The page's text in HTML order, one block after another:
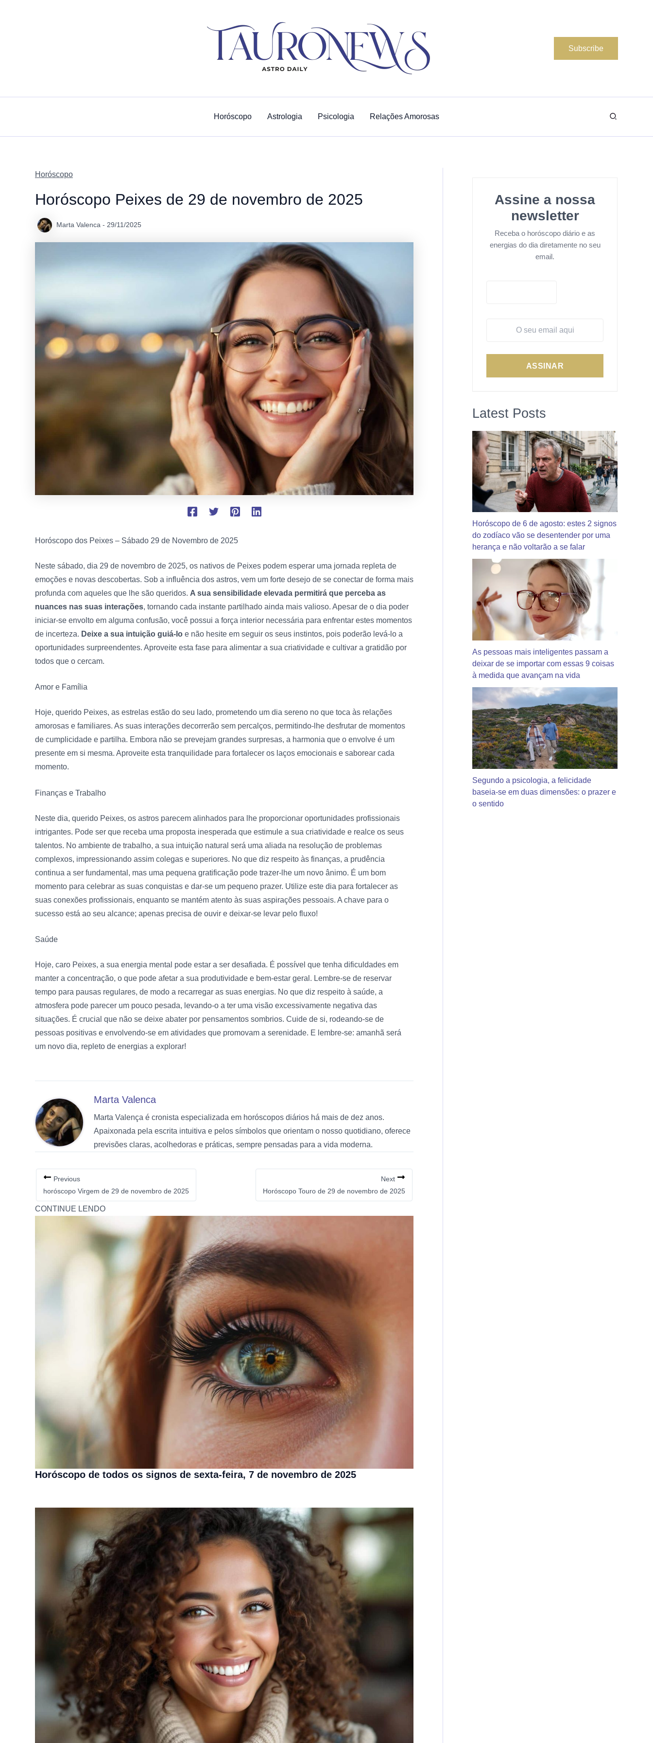
Subscribe
Horóscopo Astrologia Psicologia Relações Amorosas Search
Horóscopo
Horóscopo Peixes de 29 de novembro de 2025
Marta Valenca - 29/11/2025
Horóscopo dos Peixes – Sábado 29 de Novembro de 2025
Neste sábado, dia 29 de novembro de 2025, os nativos de Peixes podem esperar uma jornada repleta de
emoções e novas descobertas. Sob a influência dos astros, vem um forte desejo de se conectar de forma mais
profunda com aqueles que lhe são queridos. A sua sensibilidade elevada permitirá que perceba as
nuances nas suas interações, tornando cada instante partilhado ainda mais valioso. Apesar de o dia poder
iniciar-se envolto em alguma confusão, você possui a força interior necessária para enfrentar estes momentos
de incerteza. Deixe a sua intuição guiá-lo e não hesite em seguir os seus instintos, pois poderão levá-lo a
oportunidades surpreendentes. Aproveite esta fase para alimentar a sua criatividade e cultivar a gratidão por
todos que o cercam.
Amor e Família
Hoje, querido Peixes, as estrelas estão do seu lado, prometendo um dia sereno no que toca às relações
amorosas e familiares. As suas interações decorrerão sem percalços, permitindo-lhe desfrutar de momentos
de cumplicidade e partilha. Embora não se prevejam grandes surpresas, a harmonia que o envolve é um
presente em si mesma. Aproveite esta tranquilidade para fortalecer os laços emocionais e saborear cada
momento.
Finanças e Trabalho
Neste dia, querido Peixes, os astros parecem alinhados para lhe proporcionar oportunidades profissionais
intrigantes. Pode ser que receba uma proposta inesperada que estimule a sua criatividade e realce os seus
talentos. No ambiente de trabalho, a sua intuição natural será uma aliada na resolução de problemas
complexos, impressionando assim colegas e superiores. No que diz respeito às finanças, a prudência
continua a ser fundamental, mas uma pequena gratificação pode trazer-lhe um novo ânimo. É um bom
momento para celebrar as suas conquistas e dar-se um pequeno prazer. Utilize este dia para fortalecer as
suas conexões profissionais, enquanto se mantém atento às suas aspirações pessoais. A chave para o
sucesso está ao seu alcance; apenas precisa de ouvir e deixar-se levar pelo fluxo!
Saúde
Hoje, caro Peixes, a sua energia mental pode estar a ser desafiada. É possível que tenha dificuldades em
manter a concentração, o que pode afetar a sua produtividade e bem-estar geral. Lembre-se de reservar
tempo para pausas regulares, de modo a recarregar as suas energias. No que diz respeito à saúde, a
atmosfera pode parecer um pouco pesada, levando-o a ter uma visão excessivamente negativa das
situações. É crucial que não se deixe abater por pensamentos sombrios. Cuide de si, rodeando-se de
pessoas positivas e envolvendo-se em atividades que promovam a serenidade. E lembre-se: amanhã será
um novo dia, repleto de energias a explorar!
Marta Valenca
Marta Valença é cronista especializada em horóscopos diários há mais de dez anos.
Apaixonada pela escrita intuitiva e pelos símbolos que orientam o nosso quotidiano, oferece
previsões claras, acolhedoras e práticas, sempre pensadas para a vida moderna.
Previous
horóscopo Virgem de 29 de novembro de 2025
Next
Horóscopo Touro de 29 de novembro de 2025
CONTINUE LENDO
Horóscopo de todos os signos de sexta-feira, 7 de novembro de 2025
Assine a nossa
newsletter
Receba o horóscopo diário e as
energias do dia diretamente no seu
email.
ASSINAR
Latest Posts
Horóscopo de 6 de agosto: estes 2 signos
do zodíaco vão se desentender por uma
herança e não voltarão a se falar
As pessoas mais inteligentes passam a
deixar de se importar com essas 9 coisas
à medida que avançam na vida
Segundo a psicologia, a felicidade
baseia-se em duas dimensões: o prazer e
o sentido